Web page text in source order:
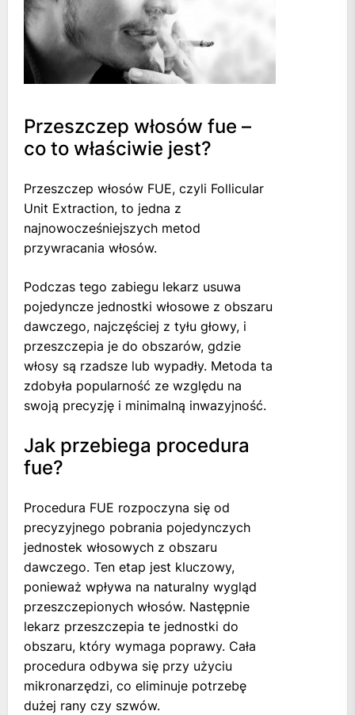
Przeszczep włosów fue –
co to właściwie jest?
Przeszczep włosów FUE, czyli Follicular
Unit Extraction, to jedna z
najnowocześniejszych metod
przywracania włosów.
Podczas tego zabiegu lekarz usuwa
pojedyncze jednostki włosowe z obszaru
dawczego, najczęściej z tyłu głowy, i
przeszczepia je do obszarów, gdzie
włosy są rzadsze lub wypadły. Metoda ta
zdobyła popularność ze względu na
swoją precyzję i minimalną inwazyjność.
Jak przebiega procedura
fue?
Procedura FUE rozpoczyna się od
precyzyjnego pobrania pojedynczych
jednostek włosowych z obszaru
dawczego. Ten etap jest kluczowy,
ponieważ wpływa na naturalny wygląd
przeszczepionych włosów. Następnie
lekarz przeszczepia te jednostki do
obszaru, który wymaga poprawy. Cała
procedura odbywa się przy użyciu
mikronarzędzi, co eliminuje potrzebę
dużej rany czy szwów.